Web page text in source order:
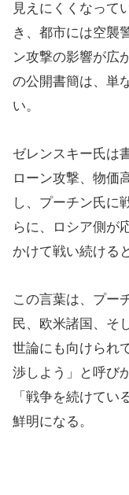
見えにくくなって
き、都市には空襲
ン攻撃の影響が広
の公開書簡は、単
い。
ゼレンスキー氏は
ローン攻撃、物価
し、プーチン氏に
らに、ロシア側が
かけて戦い続ける
この言葉は、プー
民、欧米諸国、そ
世論にも向けられ
渉しよう」と呼び
「戦争を続けてい
鮮明になる。